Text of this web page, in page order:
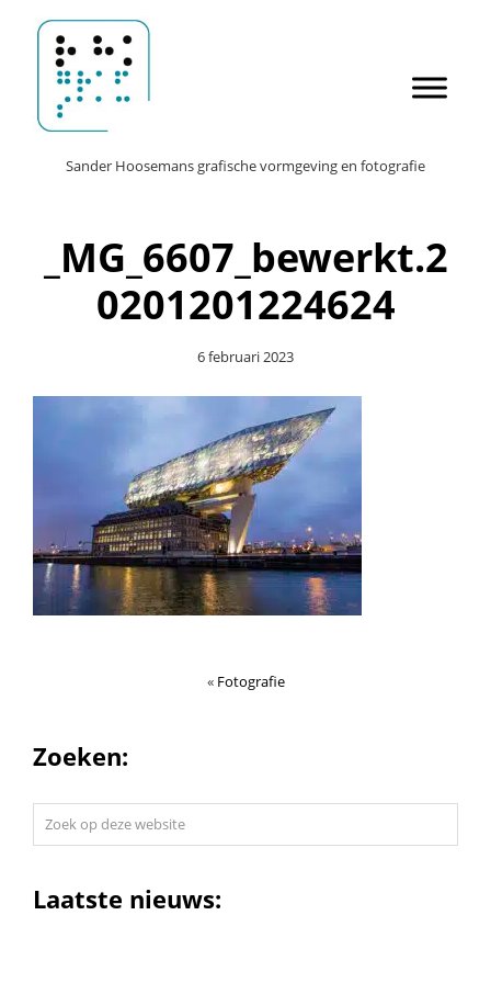
naar
de
hoofd
inhoud
Sander Hoosemans
HeaderSander Hoosemans grafische vormgeving en fotografie
_MG_6607_bewerkt.2
0201201224624
6 februari 2023
« Fotografie
Zoeken:
website
Laatste nieuws: